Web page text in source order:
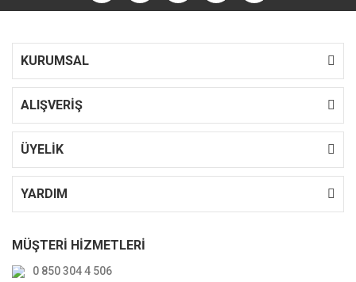
KURUMSAL
ALIŞVERİŞ
ÜYELİK
YARDIM
MÜŞTERİ HİZMETLERİ
0 850 304 4 506